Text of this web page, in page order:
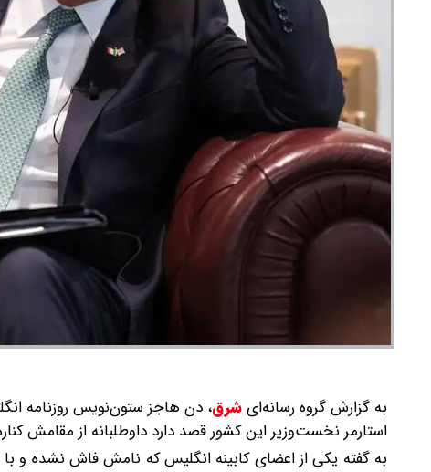
به گزارش گروه رسانه‌ایشرق، دن هاجز ستون‌نویس روزنامه
استارمر نخست‌وزیر این کشور قصد دارد داوطلبانه از مقامش
به گفته یکی از اعضای کابینه انگلیس که نامش فاش نشده و